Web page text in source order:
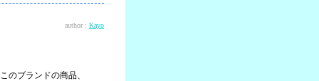
author : Kayo
のブランドの商品、